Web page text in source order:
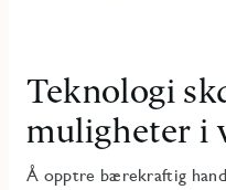
Teknologi
muligheter i
Å opptre bærekraftig